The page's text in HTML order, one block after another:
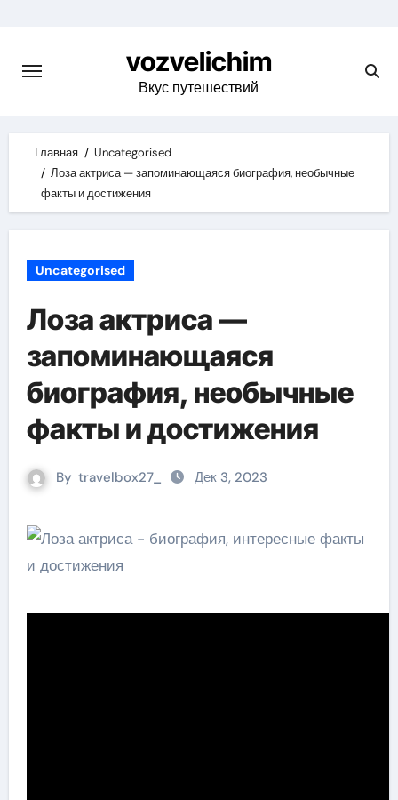
content
vozvelichim
Вкус путешествий
Главная
Uncategorised
Лоза актриса — запоминающаяся биография, необычные
факты и достижения
Uncategorised
Лоза актриса —
запоминающаяся
биография, необычные
факты и достижения
By travelbox27_ Дек 3, 2023